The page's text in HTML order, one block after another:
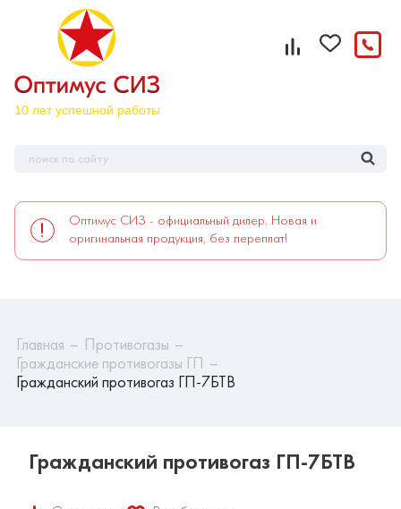
Оптимус СИЗ - официальный дилер. Новая и
оригинальная продукция, без переплат!
Главная
Противогазы
Гражданские противогазы ГП
Гражданский противогаз ГП-7БТВ
Гражданский противогаз ГП-7БТВ